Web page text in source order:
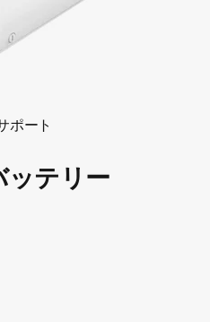
ポート
ッテリー